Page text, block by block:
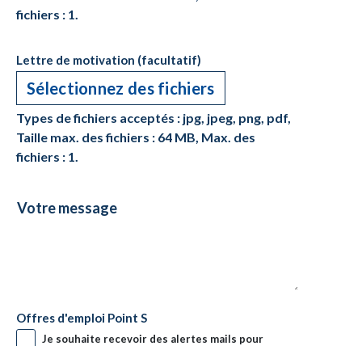
fichiers : 1.
Lettre de motivation (facultatif)
Sélectionnez des fichiers
Types de fichiers acceptés : jpg, jpeg, png, pdf,
Taille max. des fichiers : 64 MB, Max. des
fichiers : 1.
Votre
Offres d'emploi Point S
Je souhaite recevoir des alertes mails pour